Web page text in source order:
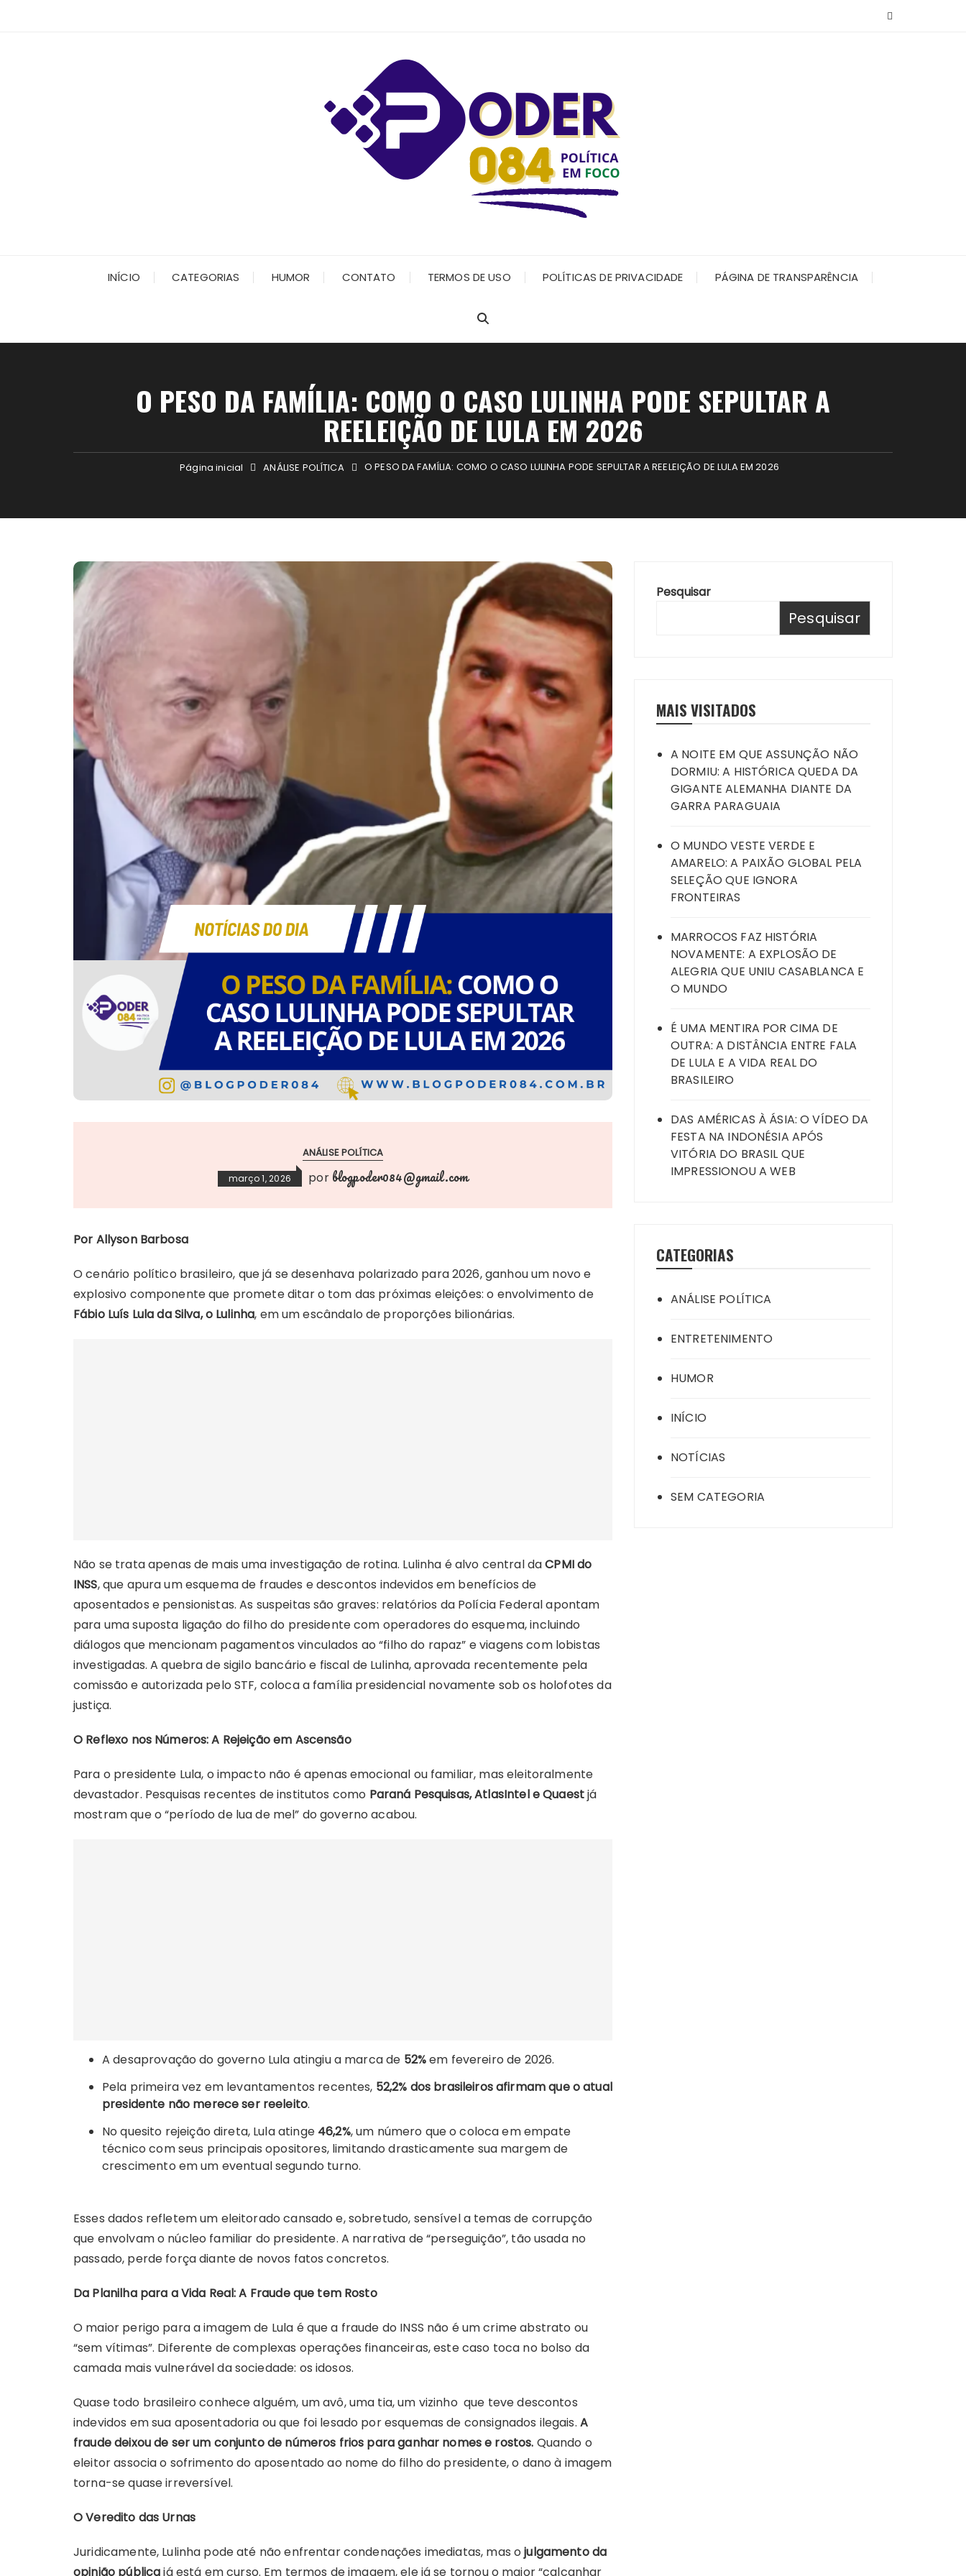
INÍCIO CATEGORIAS HUMOR CONTATO TERMOS DE USO POLÍTICAS DE PRIVACIDADE PÁGINA DE TRANSPARÊNCIA
O PESO DA FAMÍLIA: COMO O CASO LULINHA PODE SEPULTAR A
REELEIÇÃO DE LULA EM 2026
Página inicial ANÁLISE POLÍTICA O PESO DA FAMÍLIA: COMO O CASO LULINHA PODE SEPULTAR A REELEIÇÃO DE LULA EM 2026
ANÁLISE POLÍTICA
março 1, 2026 por blogpoder084@gmail.com
Por Allyson Barbosa
O cenário político brasileiro, que já se desenhava polarizado para 2026, ganhou um novo e
explosivo componente que promete ditar o tom das próximas eleições: o envolvimento de
Fábio Luís Lula da Silva, o Lulinha, em um escândalo de proporções bilionárias.
Não se trata apenas de mais uma investigação de rotina. Lulinha é alvo central daCPMI do
INSS, que apura um esquema de fraudes e descontos indevidos em benefícios de
aposentados e pensionistas. As suspeitas são graves: relatórios da Polícia Federal apontam
para uma suposta ligação do filho do presidente com operadores do esquema, incluindo
diálogos que mencionam pagamentos vinculados ao “filho do rapaz” e viagens com lobistas
investigadas. A quebra de sigilo bancário e fiscal de Lulinha, aprovada recentemente pela
comissão e autorizada pelo STF, coloca a família presidencial novamente sob os holofotes da
justiça.
O Reflexo nos Números: A Rejeição em Ascensão
Para o presidente Lula, o impacto não é apenas emocional ou familiar, mas eleitoralmente
devastador. Pesquisas recentes de institutos como Paraná Pesquisas, AtlasIntel e Quaestjá
mostram que o “período de lua de mel” do governo acabou.
A desaprovação do governo Lula atingiu a marca de 52%em fevereiro de 2026.
Pela primeira vez em levantamentos recentes, 52,2% dos brasileiros afirmam que o atual
presidente não merece ser reeleito.
No quesito rejeição direta, Lula atinge 46,2%, um número que o coloca em empate
técnico com seus principais opositores, limitando drasticamente sua margem de
crescimento em um eventual segundo turno.
Esses dados refletem um eleitorado cansado e, sobretudo, sensível a temas de corrupção
que envolvam o núcleo familiar do presidente. A narrativa de “perseguição”, tão usada no
passado, perde força diante de novos fatos concretos.
Da Planilha para a Vida Real: A Fraude que tem Rosto
O maior perigo para a imagem de Lula é que a fraude do INSS não é um crime abstrato ou
“sem vítimas”. Diferente de complexas operações financeiras, este caso toca no bolso da
camada mais vulnerável da sociedade: os idosos.
Quase todo brasileiro conhece alguém, um avô, uma tia, um vizinho que teve descontos
indevidos em sua aposentadoria ou que foi lesado por esquemas de consignados ilegais. A
fraude deixou de ser um conjunto de números frios para ganhar nomes e rostos. Quando o
eleitor associa o sofrimento do aposentado ao nome do filho do presidente, o dano à imagem
torna-se quase irreversível.
O Veredito das Urnas
Juridicamente, Lulinha pode até não enfrentar condenações imediatas, mas ojulgamento da
opinião públicajá está em curso. Em termos de imagem, ele já se tornou o maior “calcanhar
Pesquisar
Pesquisar
MAIS VISITADOS
A NOITE EM QUE ASSUNÇÃO NÃO
DORMIU: A HISTÓRICA QUEDA DA
GIGANTE ALEMANHA DIANTE DA
GARRA PARAGUAIA
O MUNDO VESTE VERDE E
AMARELO: A PAIXÃO GLOBAL PELA
SELEÇÃO QUE IGNORA
FRONTEIRAS
MARROCOS FAZ HISTÓRIA
NOVAMENTE: A EXPLOSÃO DE
ALEGRIA QUE UNIU CASABLANCA E
O MUNDO
É UMA MENTIRA POR CIMA DE
OUTRA: A DISTÂNCIA ENTRE FALA
DE LULA E A VIDA REAL DO
BRASILEIRO
DAS AMÉRICAS À ÁSIA: O VÍDEO DA
FESTA NA INDONÉSIA APÓS
VITÓRIA DO BRASIL QUE
IMPRESSIONOU A WEB
CATEGORIAS
ANÁLISE POLÍTICA
ENTRETENIMENTO
HUMOR
INÍCIO
NOTÍCIAS
SEM CATEGORIA